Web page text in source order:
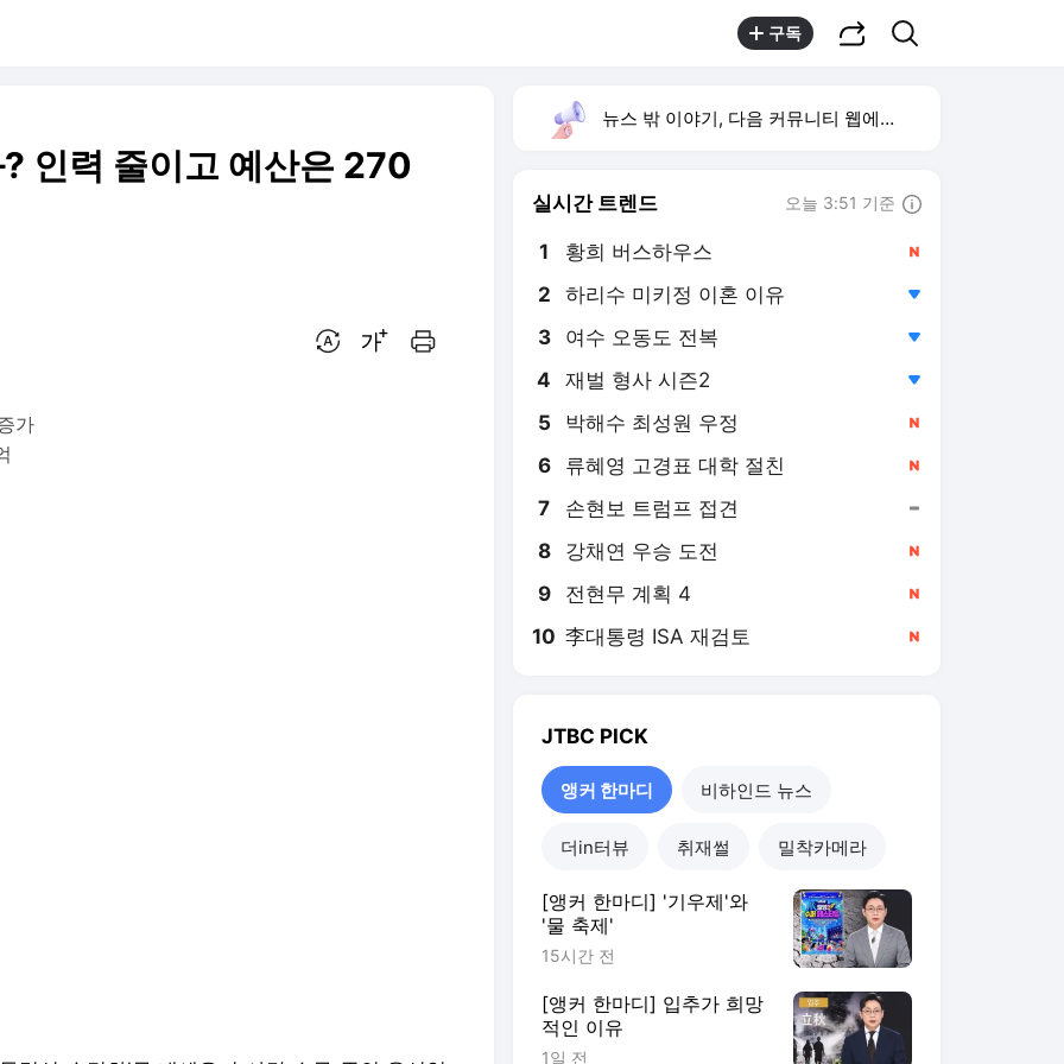
구독
인력 줄이고 예산은 270
가
뉴스 밖 이야기, 다음 커뮤니티 웹에서 보기
실시간 트렌드 오늘 3:51 기준
1 황희 버스하우스
2 하리수 미키정 이혼 이유
3 여수 오동도 전복
4 재벌 형사 시즌2
5 박해수 최성원 우정
6 류혜영 고경표 대학 절친
7 손현보 트럼프 접견
8 강채연 우승 도전
9 전현무 계획 4
10 李대통령 ISA 재검토
JTBC PICK
앵커 한마디 비하인드 뉴스
더in터뷰 취재썰 밀착카메라
[앵커 한마디] '기우제'와
'물 축제'
15시간 전
[앵커 한마디] 입추가 희망
적인 이유
1일 전